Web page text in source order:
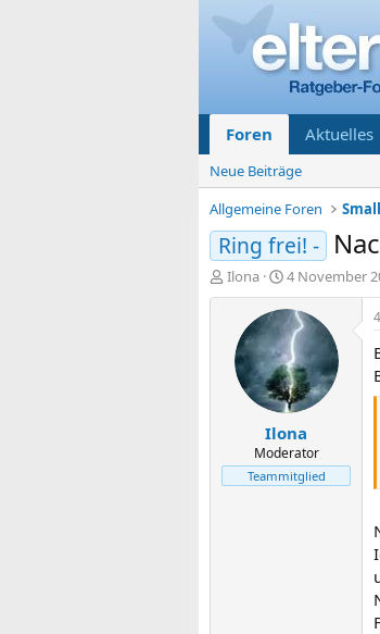
Foren Aktuelles
Neue Beiträge
Allgemeine Foren
Ring frei! -
E
r
Ilona
E
r
s
t
e
l
l
t
a
m
4 November
Ilona
Moderator
Teammitglied